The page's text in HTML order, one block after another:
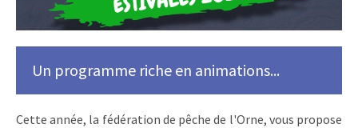
Un programme riche en animations...
Cette année, la fédération de pêche de l'Orne, vous propose